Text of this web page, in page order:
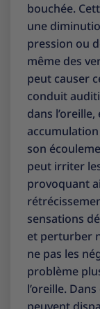
bouchée.
une
pression ou
même des
peut causer
conduit
dans
son
peut irriter
provoquant
sensations
et perturber
ne pas les
problème
l’oreille.